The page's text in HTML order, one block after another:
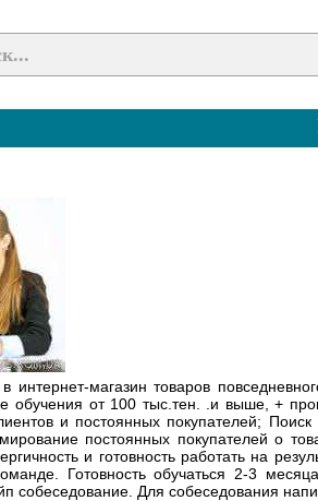
магазин товаров
обучения от 100 тыс.тен. .и выше, +
и постоянных покупателей;
постоянных покупателей о
и готовность работать на
Готовность обучаться 2-3
Для собеседования